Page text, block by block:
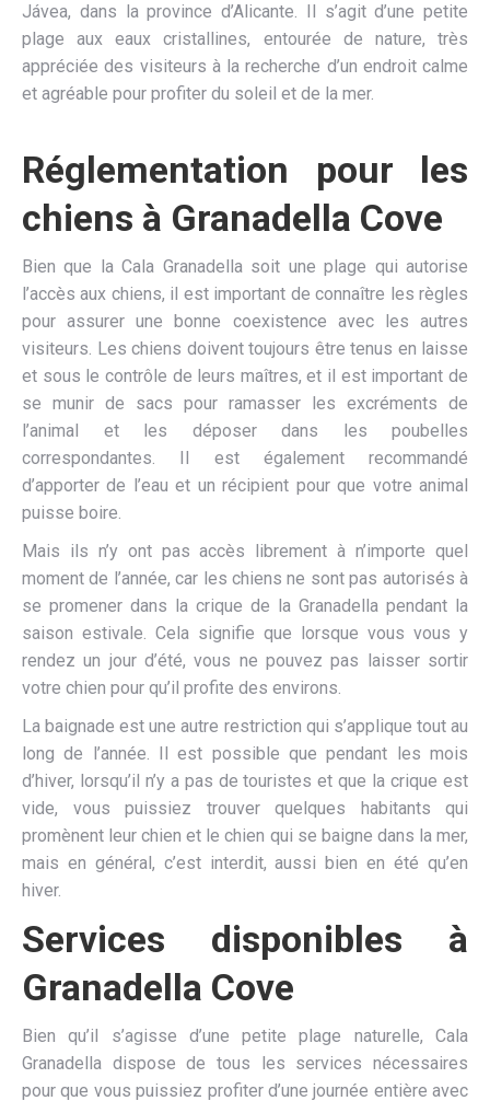
Jávea, dans la province d’Alicante. Il s’agit d’une petite
plage aux eaux cristallines, entourée de nature, très
appréciée des visiteurs à la recherche d’un endroit calme
et agréable pour profiter du soleil et de la mer.
Réglementation pour les
chiens à Granadella Cove
Bien que la Cala Granadella soit une plage qui autorise
l’accès aux chiens, il est important de connaître les règles
pour assurer une bonne coexistence avec les autres
visiteurs. Les chiens doivent toujours être tenus en laisse
et sous le contrôle de leurs maîtres, et il est important de
se munir de sacs pour ramasser les excréments de
l’animal et les déposer dans les poubelles
correspondantes. Il est également recommandé
d’apporter de l’eau et un récipient pour que votre animal
puisse boire.
Mais ils n’y ont pas accès librement à n’importe quel
moment de l’année, car les chiens ne sont pas autorisés à
se promener dans la crique de la Granadella pendant la
saison estivale. Cela signifie que lorsque vous vous y
rendez un jour d’été, vous ne pouvez pas laisser sortir
votre chien pour qu’il profite des environs.
La baignade est une autre restriction qui s’applique tout au
long de l’année. Il est possible que pendant les mois
d’hiver, lorsqu’il n’y a pas de touristes et que la crique est
vide, vous puissiez trouver quelques habitants qui
promènent leur chien et le chien qui se baigne dans la mer,
mais en général, c’est interdit, aussi bien en été qu’en
hiver.
Services disponibles à
Granadella Cove
Bien qu’il s’agisse d’une petite plage naturelle, Cala
Granadella dispose de tous les services nécessaires
pour que vous puissiez profiter d’une journée entière avec